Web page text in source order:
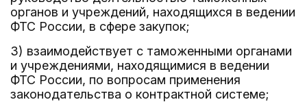
органов и учреждений, находящихся в ведении
ФТС России, в сфере закупок;
3) взаимодействует с таможенными органами
и учреждениями, находящимися в ведении
ФТС России, по вопросам применения
законодательства о контрактной системе;